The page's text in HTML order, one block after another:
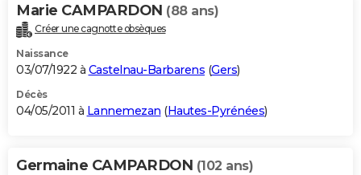
Marie CAMPARDON (88 ans)
Créer une cagnotte obsèques
Naissance
03/07/1922 à Castelnau-Barbarens (Gers)
Décès
04/05/2011 à Lannemezan (Hautes-Pyrénées)
Germaine CAMPARDON (102 ans)